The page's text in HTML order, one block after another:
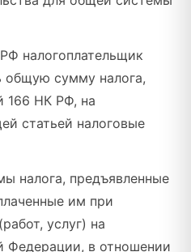
налогоплательщик
общую сумму налога,
166 НК РФ, на
статьей налоговые
налога, предъявленные
им при
услуг) на
Федерации, в отношении